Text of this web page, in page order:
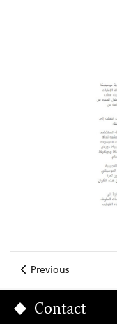
Previous
Contact